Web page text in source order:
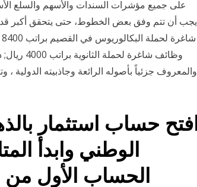
على جميع مؤشرات السندات والأسهم والسلع
والمعروف جزئياً بأصوله الرائعة وجاذبيته
افتح حساب استثمار
الوطني وابدأ
الحساب الأول من